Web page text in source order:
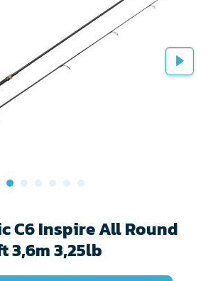
C6 Inspire All Round
3,6m 3,25lb